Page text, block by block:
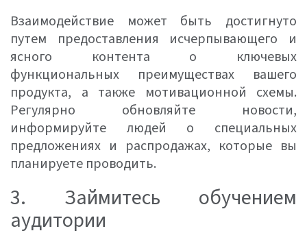
Взаимодействие может быть достигнуто
путем предоставления исчерпывающего и
ясного контента о ключевых
функциональных преимуществах вашего
продукта, а также мотивационной схемы.
Регулярно обновляйте новости,
информируйте людей о специальных
предложениях и распродажах, которые вы
планируете проводить.
3. Займитесь обучением
аудитории